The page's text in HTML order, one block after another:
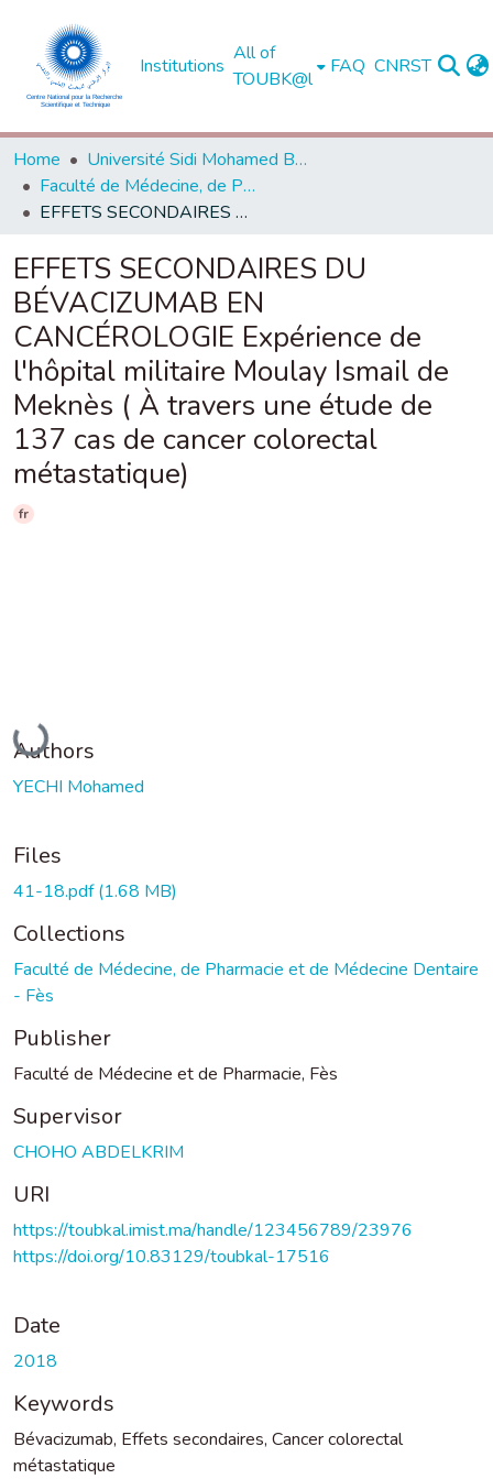
Institutions
All of
TOUBK@l
FAQ CNRST
Home
Université Sidi Mohamed Ben Abdellah de Fès
Faculté de Médecine, de Pharmacie et de Médecine Dentaire - Fès
EFFETS SECONDAIRES DU BÉVACIZUMAB EN CANCÉROLOGIE Expérience de l'hôpital militaire Moulay Ismail de Meknès ( À travers une étude de 137 cas de cancer colorectal métastatique)
EFFETS SECONDAIRES DU
BÉVACIZUMAB EN
CANCÉROLOGIE Expérience de
l'hôpital militaire Moulay Ismail de
Meknès ( À travers une étude de
137 cas de cancer colorectal
métastatique)
fr
Loading...
Authors
YECHI Mohamed
Files
41-18.pdf(1.68 MB)
Collections
Faculté de Médecine, de Pharmacie et de Médecine Dentaire
- Fès
Publisher
Faculté de Médecine et de Pharmacie, Fès
Supervisor
CHOHO ABDELKRIM
URI
https://toubkal.imist.ma/handle/123456789/23976
https://doi.org/10.83129/toubkal-17516
Date
2018
Keywords
Bévacizumab, Effets secondaires, Cancer colorectal
métastatique